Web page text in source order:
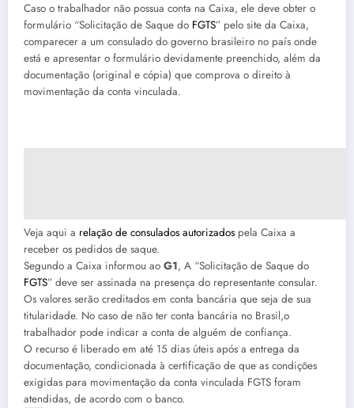
Caso o trabalhador não possua conta na Caixa, ele deve obter o
formulário “Solicitação de Saque do FGTS” pelo site da Caixa,
comparecer a um consulado do governo brasileiro no país onde
está e apresentar o formulário devidamente preenchido, além da
documentação (original e cópia) que comprova o direito à
movimentação da conta vinculada.
Veja aqui a relação de consulados autorizados pela Caixa a
receber os pedidos de saque.
Segundo a Caixa informou ao G1, A “Solicitação de Saque do
FGTS” deve ser assinada na presença do representante consular.
Os valores serão creditados em conta bancária que seja de sua
titularidade. No caso de não ter conta bancária no Brasil,o
trabalhador pode indicar a conta de alguém de confiança.
O recurso é liberado em até 15 dias úteis após a entrega da
documentação, condicionada à certificação de que as condições
exigidas para movimentação da conta vinculada FGTS foram
atendidas, de acordo com o banco.